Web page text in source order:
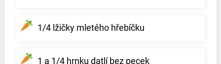
1/4 lžičky mletého hřebíčku
1 a 1/4 hrnku datlí bez pecek